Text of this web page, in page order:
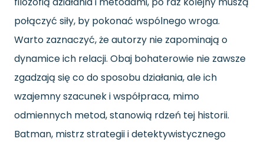
połączyć siły, by pokonać wspólnego wroga.
Warto zaznaczyć, że autorzy nie zapominają o
dynamice ich relacji. Obaj bohaterowie nie zawsze
zgadzają się co do sposobu działania, ale ich
wzajemny szacunek i współpraca, mimo
odmiennych metod, stanowią rdzeń tej historii.
Batman, mistrz strategii i detektywistycznego